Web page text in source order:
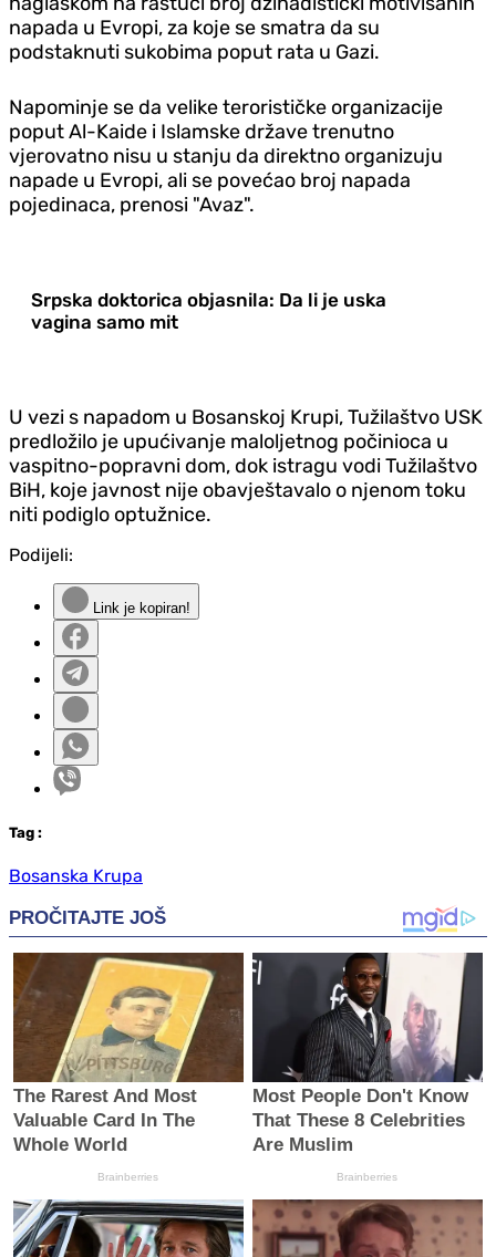
napada u Evropi, za koje se smatra da su
podstaknuti sukobima poput rata u Gazi.
Napominje se da velike terorističke organizacije
poput Al-Kaide i Islamske države trenutno
vjerovatno nisu u stanju da direktno organizuju
napade u Evropi, ali se povećao broj napada
pojedinaca, prenosi "Avaz".
Srpska doktorica objasnila: Da li je uska
vagina samo mit
U vezi s napadom u Bosanskoj Krupi, Tužilaštvo USK
predložilo je upućivanje maloljetnog počinioca u
vaspitno-popravni dom, dok istragu vodi Tužilaštvo
BiH, koje javnost nije obavještavalo o njenom toku
niti podiglo optužnice.
Podijeli:
Link je kopiran!
Tag :
Bosanska Krupa